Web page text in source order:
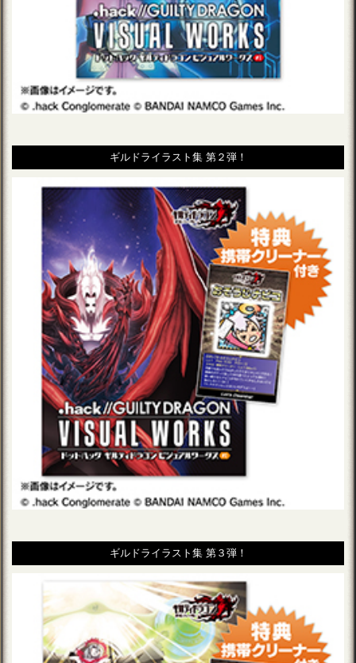
ギルドライラスト集 第２弾！
ギルドライラスト集 第３弾！